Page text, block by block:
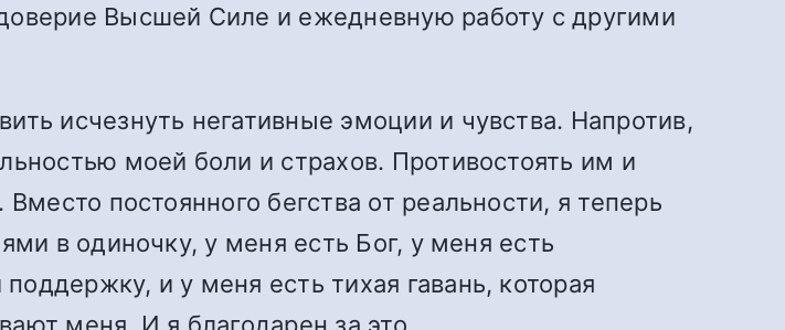
Высшей Силе и ежедневную работу с другими
исчезнуть негативные эмоции и чувства. Напротив,
моей боли и страхов. Противостоять им и
постоянного бегства от реальности, я теперь
в одиночку, у меня есть Бог, у меня есть
и у меня есть тихая гавань, которая